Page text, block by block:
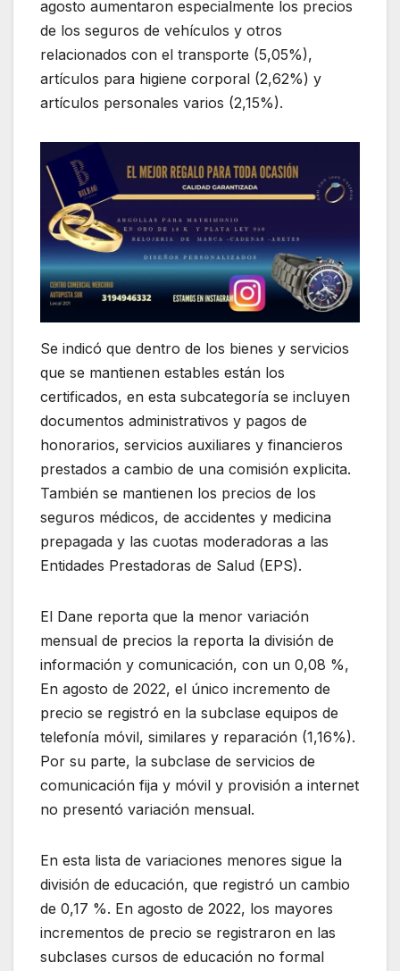
agosto aumentaron especialmente los precios
de los seguros de vehículos y otros
relacionados con el transporte (5,05%),
artículos para higiene corporal (2,62%) y
artículos personales varios (2,15%).
Se indicó que dentro de los bienes y servicios
que se mantienen estables están los
certificados, en esta subcategoría se incluyen
documentos administrativos y pagos de
honorarios, servicios auxiliares y financieros
prestados a cambio de una comisión explicita.
También se mantienen los precios de los
seguros médicos, de accidentes y medicina
prepagada y las cuotas moderadoras a las
Entidades Prestadoras de Salud (EPS).
El Dane reporta que la menor variación
mensual de precios la reporta la división de
información y comunicación, con un 0,08 %,
En agosto de 2022, el único incremento de
precio se registró en la subclase equipos de
telefonía móvil, similares y reparación (1,16%).
Por su parte, la subclase de servicios de
comunicación fija y móvil y provisión a internet
no presentó variación mensual.
En esta lista de variaciones menores sigue la
división de educación, que registró un cambio
de 0,17 %. En agosto de 2022, los mayores
incrementos de precio se registraron en las
subclases cursos de educación no formal